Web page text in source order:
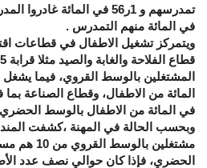
في المائة منهم التمدرس .
ويتمركز تشغيل الاطفال في قطاعات
في المائة من الاطفال بالوسط
مشتغلين
الحضري، فإذا كان حوالي نصف عدد